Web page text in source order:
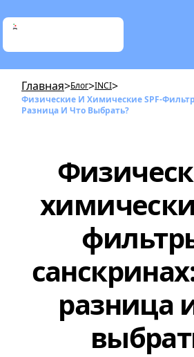
Главная>Блог>INCI>
Физические И Химические SPF-
Разница И Что Выбрать?
разница